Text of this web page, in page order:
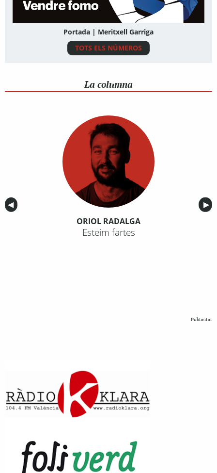
Portada | Meritxell Garriga
TOTS ELS NÚMEROS
La columna
Anterior
◀︎ ▶︎
ORIOL RADALGA
Esteim fartes
Publicitat